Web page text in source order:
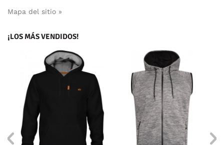
Mapa del sitio »
¡LOS MÁS VENDIDOS!